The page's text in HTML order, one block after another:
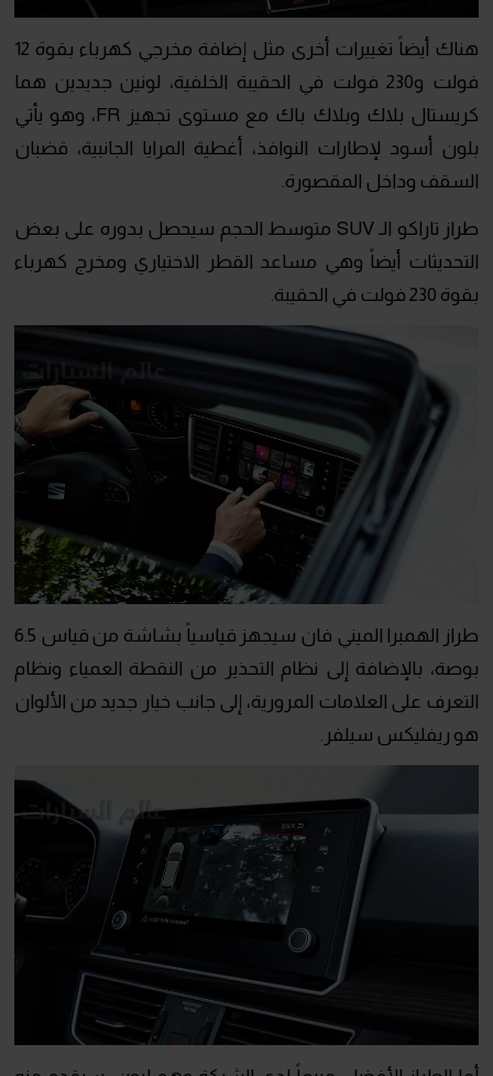
هناك أيضاً تغييرات أخرى مثل إضافة مخرجي كهرباء بقوة 12
فولت و230 فولت في الحقيبة الخلفية، لونين جديدين هما
كريستال بلاك وبلاك باك مع مستوى تجهيز FR، وهو يأتي
بلون أسود لإطارات النوافذ، أغطية المرايا الجانبية، قضبان
السقف وداخل المقصورة.
طراز تاراكو الـ SUV متوسط الحجم سيحصل بدوره على بعض
التحديثات أيضاً وهي مساعد القطر الاختياري ومخرج كهرباء
بقوة 230 فولت في الحقيبة.
طراز الهمبرا الميني فان سيجهز قياسياً بشاشة من قياس 6.5
بوصة، بالإضافة إلى نظام التحذير من النقطة العمياء ونظام
التعرف على العلامات المرورية، إلى جانب خيار جديد من الألوان
هو ريفليكس سيلفر.